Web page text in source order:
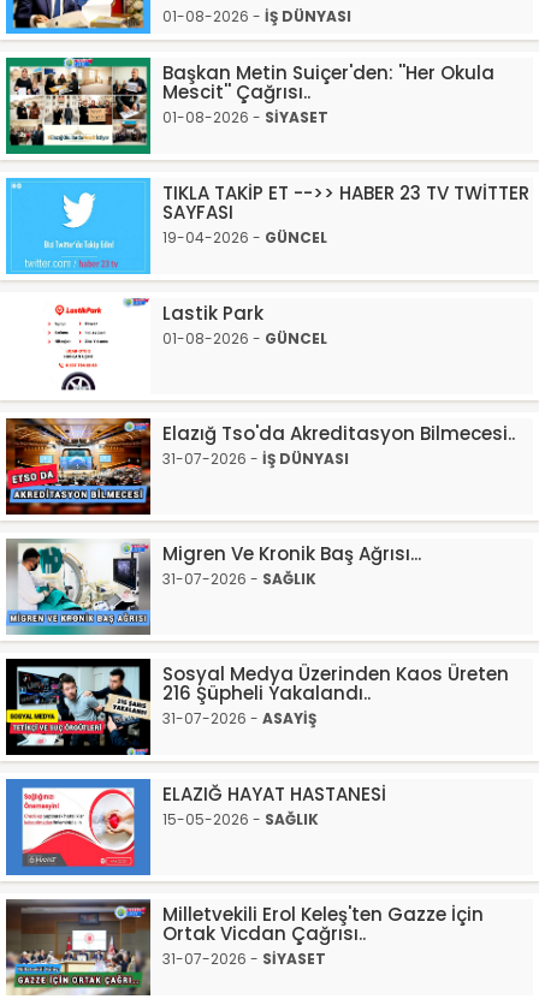
01-08-2026 - İŞ DÜNYASI
Başkan Metin Suiçer'den: ''Her Okula
Mescit'' Çağrısı..
01-08-2026 - SİYASET
TIKLA TAKİP ET -->> HABER 23 TV TWİTTER
SAYFASI
19-04-2026 - GÜNCEL
Lastik Park
01-08-2026 - GÜNCEL
Elazığ Tso'da Akreditasyon Bilmecesi..
31-07-2026 - İŞ DÜNYASI
Migren Ve Kronik Baş Ağrısı...
31-07-2026 - SAĞLIK
Sosyal Medya Üzerinden Kaos Üreten
216 Şüpheli Yakalandı..
31-07-2026 - ASAYİŞ
ELAZIĞ HAYAT HASTANESİ
15-05-2026 - SAĞLIK
Milletvekili Erol Keleş'ten Gazze İçin
Ortak Vicdan Çağrısı..
31-07-2026 - SİYASET